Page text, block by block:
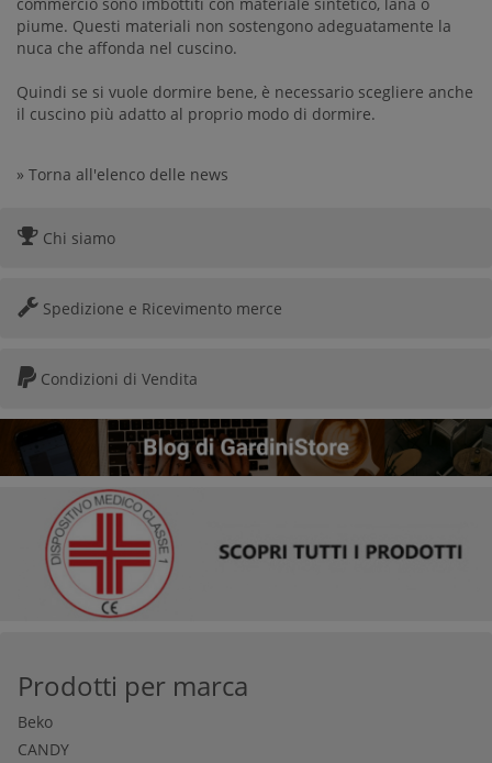
piume. Questi materiali non sostengono adeguatamente la
nuca che affonda nel cuscino.
Quindi se si vuole dormire bene, è necessario scegliere anche
il cuscino più adatto al proprio modo di dormire.
» Torna all'elenco delle news
Chi siamo
Spedizione e Ricevimento merce
Condizioni di Vendita
Prodotti per marca
Beko
CANDY